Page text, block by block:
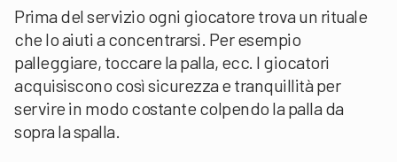
Prima del servizio ogni giocatore trova un rituale
che lo aiuti a concentrarsi. Per esempio
palleggiare, toccare la palla, ecc. I giocatori
acquisiscono così sicurezza e tranquillità per
servire in modo costante colpendo la palla da
sopra la spalla.